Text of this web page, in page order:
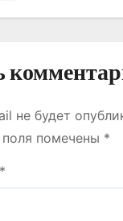
не будет
помечены *
*